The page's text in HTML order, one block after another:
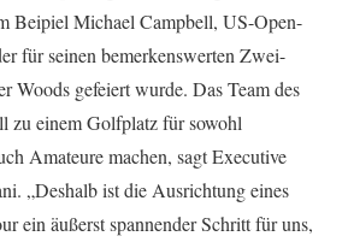
Beipiel Michael Campbell, US-Open-
für seinen bemerkenswerten Zwei-
Woods gefeiert wurde. Das Team des
zu einem Golfplatz für sowohl
Amateure machen, sagt Executive
„Deshalb ist die Ausrichtung eines
ein äußerst spannender Schritt für uns,